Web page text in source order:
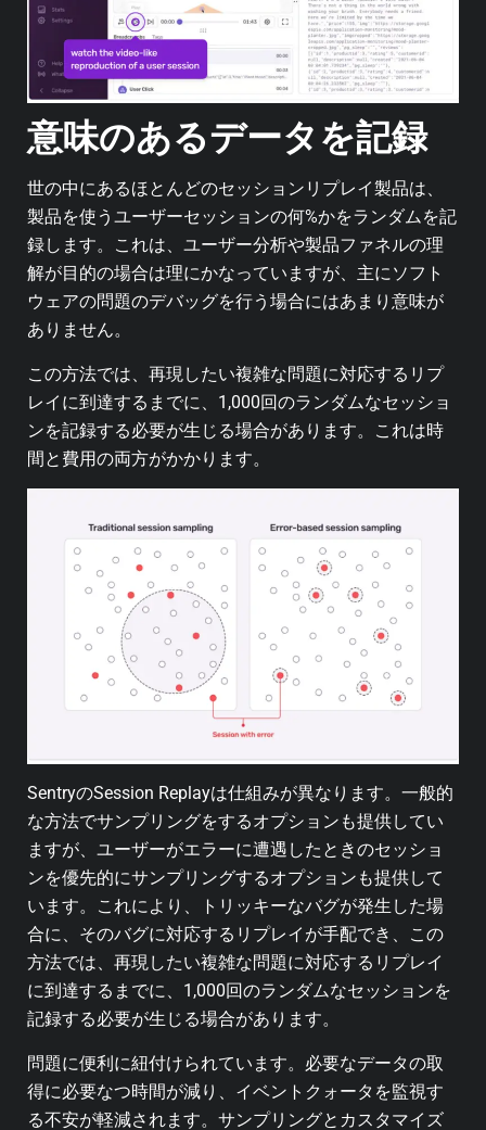
意味のあるデータを記録
世の中にあるほとんどのセッションリプレイ製品は、
製品を使うユーザーセッションの何%かをランダムを記
録します。これは、ユーザー分析や製品ファネルの理
解が目的の場合は理にかなっていますが、主にソフト
ウェアの問題のデバッグを行う場合にはあまり意味が
ありません。
この方法では、再現したい複雑な問題に対応するリプ
レイに到達するまでに、1,000回のランダムなセッショ
ンを記録する必要が生じる場合があります。これは時
間と費用の両方がかかります。
SentryのSession Replayは仕組みが異なります。一般的
な方法でサンプリングをするオプションも提供してい
ますが、ユーザーがエラーに遭遇したときのセッショ
ンを優先的にサンプリングするオプションも提供して
います。これにより、トリッキーなバグが発生した場
合に、そのバグに対応するリプレイが手配でき、この
方法では、再現したい複雑な問題に対応するリプレイ
に到達するまでに、1,000回のランダムなセッションを
記録する必要が生じる場合があります。
問題に便利に紐付けられています。必要なデータの取
得に必要なつ時間が減り、イベントクォータを監視す
る不安が軽減されます。サンプリングとカスタマイズ